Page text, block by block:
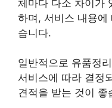
체마다 다소 차이가
하며, 서비스 내용에
습니다.
일반적으로 유품정
서비스에 따라 결정
견적을 받는 것이 좋